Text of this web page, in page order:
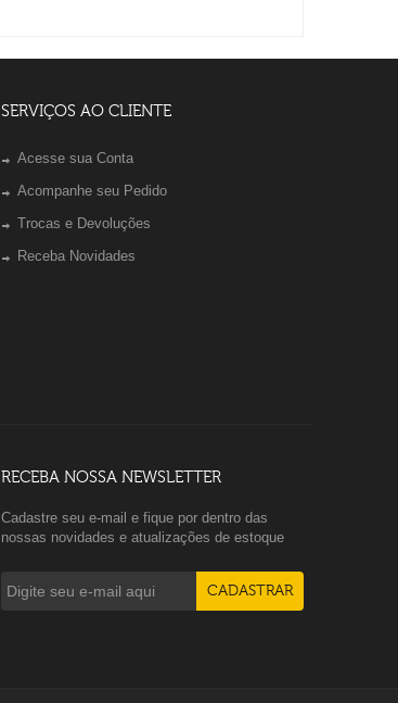
SERVIÇOS AO CLIENTE
Acesse sua Conta
Acompanhe seu Pedido
Trocas e Devoluções
Receba Novidades
RECEBA NOSSA NEWSLETTER
Cadastre seu e-mail e fique por dentro das
nossas novidades e atualizações de estoque